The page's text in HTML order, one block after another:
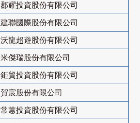
郡耀投資股份有限公司
建聯國際股份有限公司
沃龍超遊股份有限公司
米傑瑞股份有限公司
鉅貿投資股份有限公司
賀宸股份有限公司
常蕙投資股份有限公司